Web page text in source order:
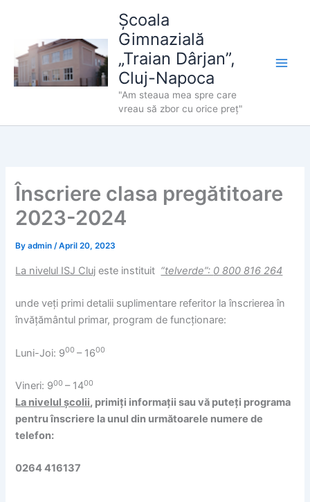
content
Școala
Gimnazială
„Traian Dârjan”,
Cluj-Napoca
"Am steaua mea spre care
vreau să zbor cu orice preț"
Înscriere clasa pregătitoare
2023-2024
Byadmin/April 20, 2023
La nivelul ISJ Cluj este instituit “telverde”: 0 800 816 264
unde veți primi detalii suplimentare referitor la înscrierea în
învățământul primar, program de funcționare:
Luni-Joi: 900 – 1600
Vineri: 900 – 1400
La nivelul școlii, primiți informații sau vă puteți programa
pentru înscriere la unul din următoarele numere de
telefon:
0264 416137